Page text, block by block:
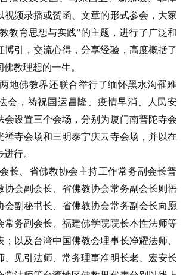
注册
视频录播或贺函、文章的形式参会，大家
教育思想与实践”的主题，进行了广泛和
博引，交流心得，分享经验，高度概括了
教理想的一生。
会，祷祝国运昌隆、疫情早消、人民安
会设置三个会场，分别为厦门南普陀寺会
禅寺会场和三明泰宁庆云寺会场，并以在
行。
协会副会长、省佛教协会常务副会长则悟
会副秘书长、省佛教协会常务副会长向愿
常务副会长、福建佛学院院长本性法师等
以及台湾中国佛教会理事长净耀法师、
、见引法师、常务理事净明长老、宏安长